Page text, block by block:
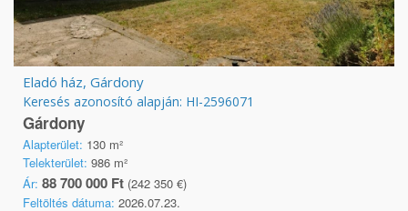
Eladó ház, Gárdony
Keresés azonosító alapján: HI-2596071
Gárdony
Alapterület: 130 m²
Telekterület: 986 m²
Ár: 88 700 000 Ft (242 350 €)
Feltöltés dátuma: 2026.07.23.